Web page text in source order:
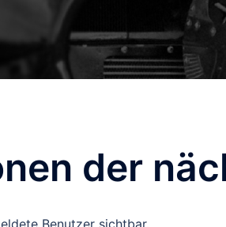
der
Benutzer sichtbar.